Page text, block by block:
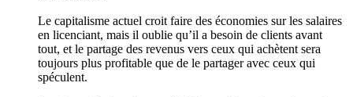
Le capitalisme actuel croit faire des économies sur les salaires
en licenciant, mais il oublie qu’il a besoin de clients avant
tout, et le partage des revenus vers ceux qui achètent sera
toujours plus profitable que de le partager avec ceux qui
spéculent.